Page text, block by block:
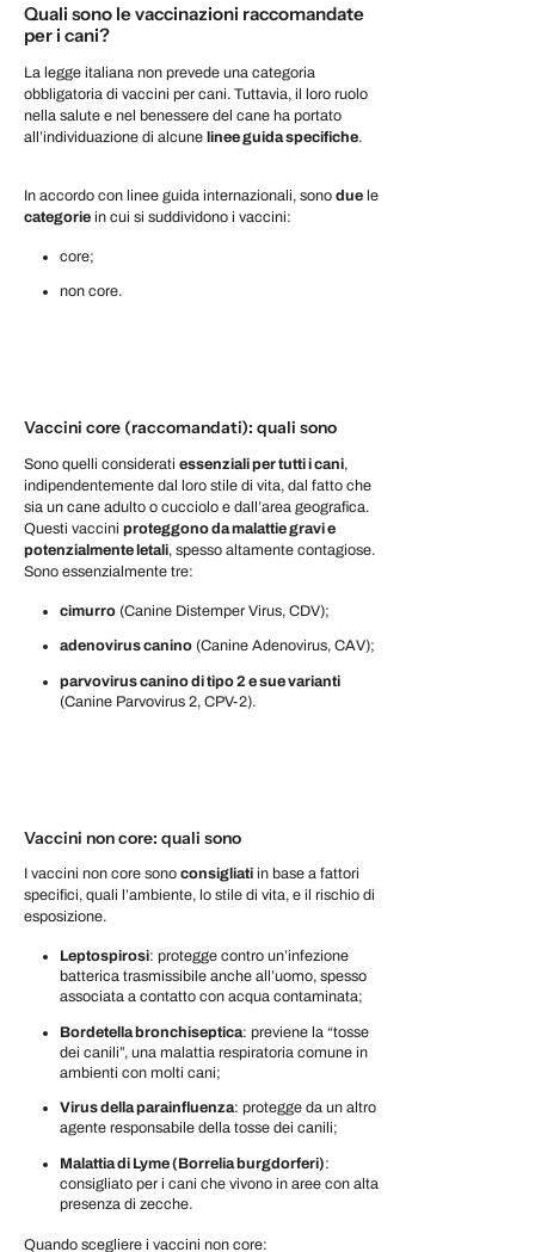
Quali sono le vaccinazioni raccomandate
per i cani?
La legge italiana non prevede una categoria
obbligatoria di vaccini per cani. Tuttavia, il loro ruolo
nella salute e nel benessere del cane ha portato
all’individuazione di alcune linee guida specifiche.
In accordo con linee guida internazionali, sono due le
categorie in cui si suddividono i vaccini:
core;
non core.
Vaccini core (raccomandati): quali sono
Sono quelli considerati essenziali per tutti i cani,
indipendentemente dal loro stile di vita, dal fatto che
sia un cane adulto o cucciolo e dall’area geografica.
Questi vaccini proteggono da malattie gravi e
potenzialmente letali, spesso altamente contagiose.
Sono essenzialmente tre:
cimurro (Canine Distemper Virus, CDV);
adenovirus canino (Canine Adenovirus, CAV);
parvovirus canino di tipo 2 e sue varianti
(Canine Parvovirus 2, CPV-2).
Vaccini non core: quali sono
I vaccini non core sono consigliati in base a fattori
specifici, quali l’ambiente, lo stile di vita, e il rischio di
esposizione.
Leptospirosi: protegge contro un’infezione
batterica trasmissibile anche all’uomo, spesso
associata a contatto con acqua contaminata;
Bordetella bronchiseptica: previene la “tosse
dei canili”, una malattia respiratoria comune in
ambienti con molti cani;
Virus della parainfluenza: protegge da un altro
agente responsabile della tosse dei canili;
Malattia di Lyme (Borrelia burgdorferi):
consigliato per i cani che vivono in aree con alta
presenza di zecche.
Quando scegliere i vaccini non core: